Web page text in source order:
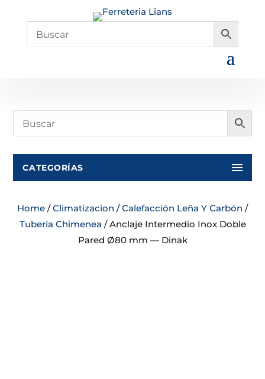
CATEGORÍAS
Home /Climatizacion /Calefacción Leña Y Carbón /
Tubería Chimenea / Anclaje Intermedio Inox Doble
Pared Ø80 mm — Dinak